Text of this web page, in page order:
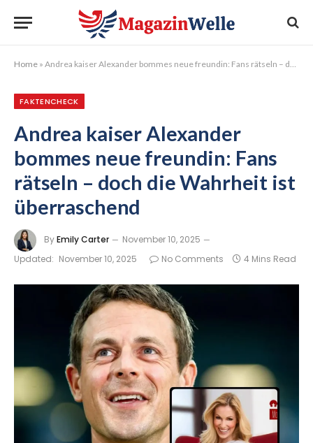
Home » Andrea kaiser Alexander bommes neue freundin: Fans rätseln – doch die Wahrheit ist überraschend
FAKTENCHECK
Andrea kaiser Alexander
bommes neue freundin: Fans
rätseln – doch die Wahrheit ist
überraschend
ByEmily Carter
November 10, 2025
Updated: November 10, 2025 No Comments 4 Mins Read